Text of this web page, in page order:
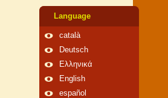
Language
català
Deutsch
Ελληνικά
English
español